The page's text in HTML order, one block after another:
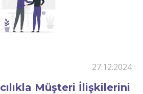
27.12.2024
Müşteri İlişkilerini